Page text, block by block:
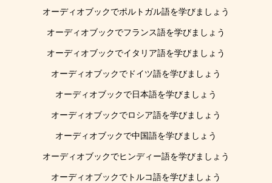
オーディオブックでポルトガル語を学びましょう
オーディオブックでフランス語を学びましょう
オーディオブックでイタリア語を学びましょう
オーディオブックでドイツ語を学びましょう
オーディオブックで日本語を学びましょう
オーディオブックでロシア語を学びましょう
オーディオブックで中国語を学びましょう
オーディオブックでヒンディー語を学びましょう
オーディオブックでトルコ語を学びましょう